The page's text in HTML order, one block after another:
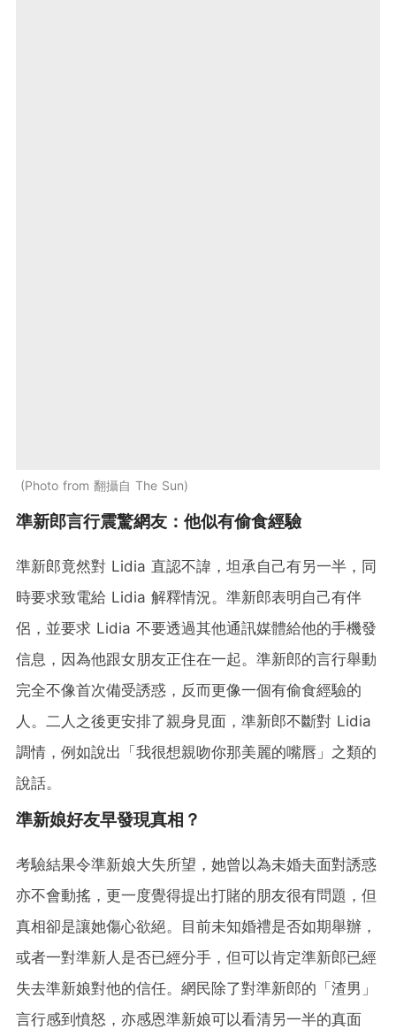
Photo from 翻攝自 The Sun
準新郎言行震驚網友：他似有偷食經驗
準新郎竟然對 Lidia 直認不諱，坦承自己有另一半，同
時要求致電給 Lidia 解釋情況。準新郎表明自己有伴
侶，並要求 Lidia 不要透過其他通訊媒體給他的手機發
信息，因為他跟女朋友正住在一起。準新郎的言行舉動
完全不像首次備受誘惑，反而更像一個有偷食經驗的
人。二人之後更安排了親身見面，準新郎不斷對 Lidia
調情，例如說出「我很想親吻你那美麗的嘴唇」之類的
說話。
準新娘好友早發現真相？
考驗結果令準新娘大失所望，她曾以為未婚夫面對誘惑
亦不會動搖，更一度覺得提出打賭的朋友很有問題，但
真相卻是讓她傷心欲絕。目前未知婚禮是否如期舉辦，
或者一對準新人是否已經分手，但可以肯定準新郎已經
失去準新娘對他的信任。網民除了對準新郎的「渣男」
言行感到憤怒，亦感恩準新娘可以看清另一半的真面